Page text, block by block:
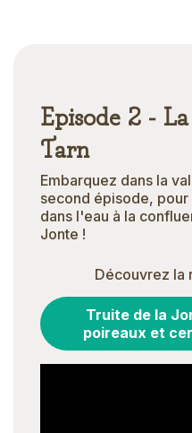
Episode 2 -
Tarn
Embarquez dans la
second épisode,
dans l'eau à la
Jonte !
Découvrez la
Truite de la
poireaux et